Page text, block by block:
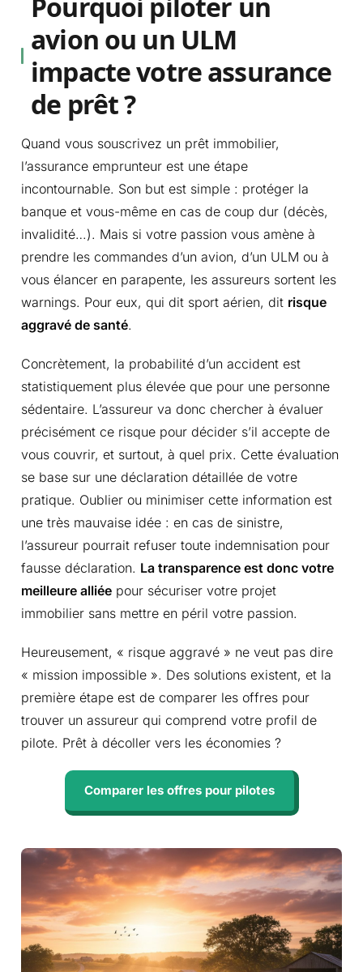
avion ou un ULM
impacte votre assurance
de prêt ?
Quand vous souscrivez un prêt immobilier,
l’assurance emprunteur est une étape
incontournable. Son but est simple : protéger la
banque et vous-même en cas de coup dur (décès,
invalidité…). Mais si votre passion vous amène à
prendre les commandes d’un avion, d’un ULM ou à
vous élancer en parapente, les assureurs sortent les
warnings. Pour eux, qui dit sport aérien, dit risque
aggravé de santé.
Concrètement, la probabilité d’un accident est
statistiquement plus élevée que pour une personne
sédentaire. L’assureur va donc chercher à évaluer
précisément ce risque pour décider s’il accepte de
vous couvrir, et surtout, à quel prix. Cette évaluation
se base sur une déclaration détaillée de votre
pratique. Oublier ou minimiser cette information est
une très mauvaise idée : en cas de sinistre,
l’assureur pourrait refuser toute indemnisation pour
fausse déclaration. La transparence est donc votre
meilleure alliée pour sécuriser votre projet
immobilier sans mettre en péril votre passion.
Heureusement, « risque aggravé » ne veut pas dire
« mission impossible ». Des solutions existent, et la
première étape est de comparer les offres pour
trouver un assureur qui comprend votre profil de
pilote. Prêt à décoller vers les économies ?
Comparer les offres pour pilotes